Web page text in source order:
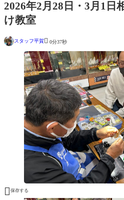
2026年2月28日・3月1日
け教室
スタッフ平賀 0分37秒
 保存する